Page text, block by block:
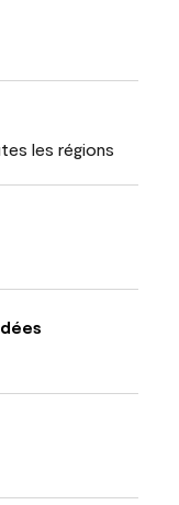
les régions